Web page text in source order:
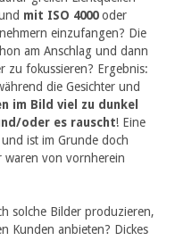
mit ISO 4000oder
einzufangen? Die
am Anschlag und dann
zu fokussieren? Ergebnis:
die Gesichter und
im Bild viel zu dunkel
oder es rauscht! Eine
ist im Grunde doch
waren von vornherein
solche Bilder produzieren,
Kunden anbieten? Dickes